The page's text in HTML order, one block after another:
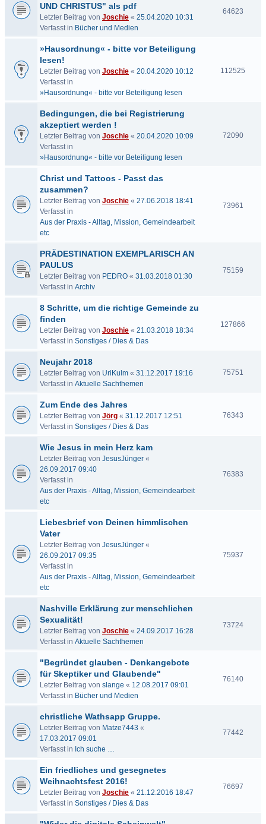
UND CHRISTUS" als pdf
Letzter Beitrag von Joschie « 25.04.2020 10:31
Verfasst in Bücher und Medien
64623
»Hausordnung« - bitte vor Beteiligung
lesen!
Letzter Beitrag von Joschie « 20.04.2020 10:12
Verfasst in
»Hausordnung« - bitte vor Beteiligung lesen
112525
Bedingungen, die bei Registrierung
akzeptiert werden !
Letzter Beitrag von Joschie « 20.04.2020 10:09
Verfasst in
»Hausordnung« - bitte vor Beteiligung lesen
72090
Christ und Tattoos - Passt das
zusammen?
Letzter Beitrag von Joschie « 27.06.2018 18:41
Verfasst in
Aus der Praxis - Alltag, Mission, Gemeindearbeit
etc
73961
PRÄDESTINATION EXEMPLARISCH AN
PAULUS
Letzter Beitrag von PEDRO « 31.03.2018 01:30
Verfasst in Archiv
75159
8 Schritte, um die richtige Gemeinde zu
finden
Letzter Beitrag von Joschie « 21.03.2018 18:34
Verfasst in Sonstiges / Dies & Das
127866
Neujahr 2018
Letzter Beitrag von UriKulm « 31.12.2017 19:16
Verfasst in Aktuelle Sachthemen
75751
Zum Ende des Jahres
Letzter Beitrag von Jörg « 31.12.2017 12:51
Verfasst in Sonstiges / Dies & Das
76343
Wie Jesus in mein Herz kam
Letzter Beitrag von JesusJünger «
26.09.2017 09:40
Verfasst in
Aus der Praxis - Alltag, Mission, Gemeindearbeit
etc
76383
Liebesbrief von Deinen himmlischen
Vater
Letzter Beitrag von JesusJünger «
26.09.2017 09:35
Verfasst in
Aus der Praxis - Alltag, Mission, Gemeindearbeit
etc
75937
Nashville Erklärung zur menschlichen
Sexualität!
Letzter Beitrag von Joschie « 24.09.2017 16:28
Verfasst in Aktuelle Sachthemen
73724
"Begründet glauben - Denkangebote
für Skeptiker und Glaubende"
Letzter Beitrag von slange « 12.08.2017 09:01
Verfasst in Bücher und Medien
76140
christliche Wathsapp Gruppe.
Letzter Beitrag von Matze7443 «
17.03.2017 09:01
Verfasst in Ich suche …
77442
Ein friedliches und gesegnetes
Weihnachtsfest 2016!
Letzter Beitrag von Joschie « 21.12.2016 18:47
Verfasst in Sonstiges / Dies & Das
76697